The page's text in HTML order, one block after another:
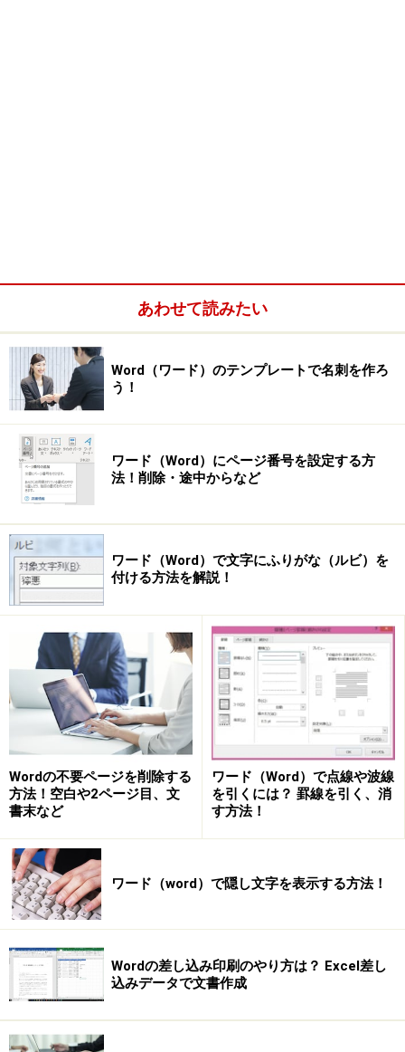
あわせて読みたい
Word（ワード）のテンプレートで名刺を作ろ
う！
ワード（Word）にページ番号を設定する方
法！削除・途中からなど
ワード（Word）で文字にふりがな（ルビ）を
付ける方法を解説！
Wordの不要ページを削除する
方法！空白や2ページ目、文
書末など
ワード（Word）で点線や波線
を引くには？ 罫線を引く、消
す方法！
ワード（word）で隠し文字を表示する方法！
Wordの差し込み印刷のやり方は？ Excel差し
込みデータで文書作成